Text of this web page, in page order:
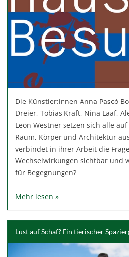
Die Künstler:innen Anna Pascó
Dreier, Tobias Kraft, Nina Laaf,
Leon Westner setzen sich alle
Raum, Körper und Architektur
verbindet in ihrer Arbeit die
Wechselwirkungen sichtbar und
für Begegnungen?
Mehr lesen »
Lust auf Schaf? Ein tierischer